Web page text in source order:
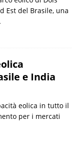
Est del Brasile, una
e India
eolica in tutto il
per i mercati